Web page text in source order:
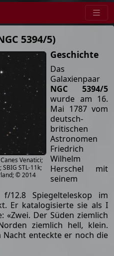
5394/5)
Venatici;
STL-11k;
© 2014
Geschichte
Das
Galaxienpaar
NGC 5394/5
wurde am 16.
Mai 1787 vom
deutsch-
britischen
Astronomen
Friedrich
Wilhelm
Herschel mit
seinem
12.8 Spiegelteleskop im
Er katalogisierte sie als I
Der Süden ziemlich
ziemlich hell, klein.
Nacht enteckte er noch die